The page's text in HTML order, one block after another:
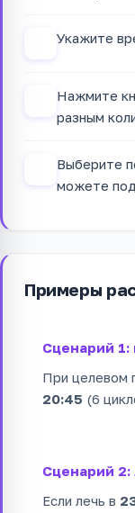
Укажите
Нажмите
разным
Выберите
можете
Примеры
Сценарий 1:
При целевом
20:45 (6
Сценарий 2:
Если лечь в